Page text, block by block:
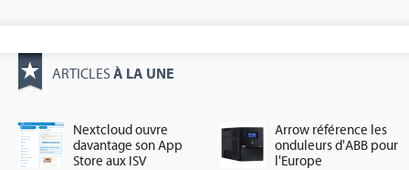
ARTICLES À LA UNE
Nextcloud ouvre
davantage son App
Store aux ISV
Arrow référence les
onduleurs d'ABB pour
l'Europe